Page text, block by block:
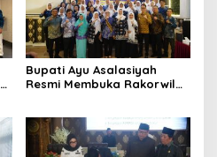
Bupati Ayu Asalasiyah
Resmi Membuka Rakorwil